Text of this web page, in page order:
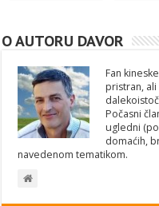
O AUTORU DAVOR
Fan
pristran,
Počasni
ugledni
domaćih,
navedenom tematikom.